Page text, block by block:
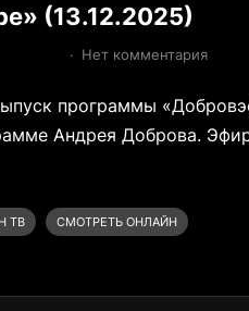
(13.12.2025)
· Нет комментария
программы
Андрея Доброва.
ТВ СМОТРЕТЬ ОНЛАЙН